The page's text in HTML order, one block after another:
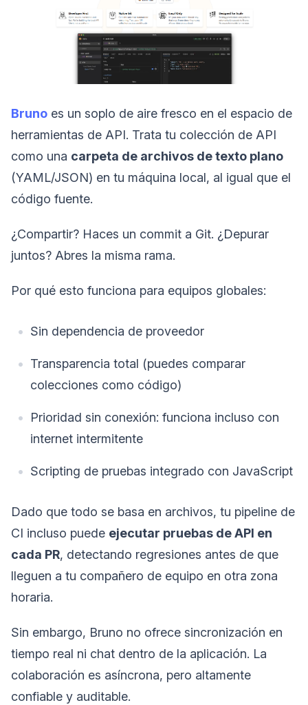
Bruno es un soplo de aire fresco en el espacio de
herramientas de API. Trata tu colección de API
como una carpeta de archivos de texto plano
(YAML/JSON) en tu máquina local, al igual que el
código fuente.
¿Compartir? Haces un commit a Git. ¿Depurar
juntos? Abres la misma rama.
Por qué esto funciona para equipos globales:
Sin dependencia de proveedor
Transparencia total (puedes comparar
colecciones como código)
Prioridad sin conexión: funciona incluso con
internet intermitente
Scripting de pruebas integrado con JavaScript
Dado que todo se basa en archivos, tu pipeline de
CI incluso puede ejecutar pruebas de API en
cada PR, detectando regresiones antes de que
lleguen a tu compañero de equipo en otra zona
horaria.
Sin embargo, Bruno no ofrece sincronización en
tiempo real ni chat dentro de la aplicación. La
colaboración es asíncrona, pero altamente
confiable y auditable.